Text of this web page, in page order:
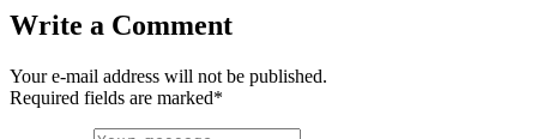
Write a Comment
Your e-mail address will not be published.
Required fields are marked*